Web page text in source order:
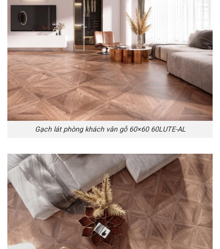
Gạch lát phòng khách vân gỗ 60×60 60LUTE-AL